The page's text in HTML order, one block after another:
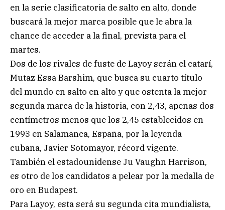
en la serie clasificatoria de salto en alto, donde
buscará la mejor marca posible que le abra la
chance de acceder a la final, prevista para el
martes.
Dos de los rivales de fuste de Layoy serán el catarí,
Mutaz Essa Barshim, que busca su cuarto título
del mundo en salto en alto y que ostenta la mejor
segunda marca de la historia, con 2,43, apenas dos
centímetros menos que los 2,45 establecidos en
1993 en Salamanca, España, por la leyenda
cubana, Javier Sotomayor, récord vigente.
También el estadounidense Ju Vaughn Harrison,
es otro de los candidatos a pelear por la medalla de
oro en Budapest.
Para Layoy, esta será su segunda cita mundialista,